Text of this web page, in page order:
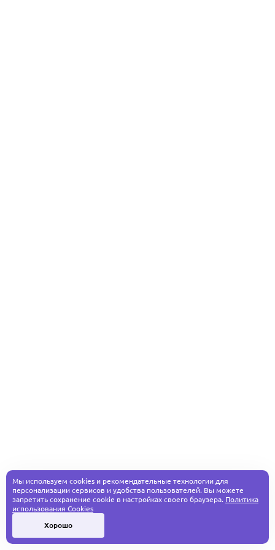
Мы используем cookies и рекомендательные технологии для
персонализации сервисов и удобства пользователей. Вы можете
запретить сохранение cookie в настройках своего браузера. Политика
использования Cookies
Хорошо